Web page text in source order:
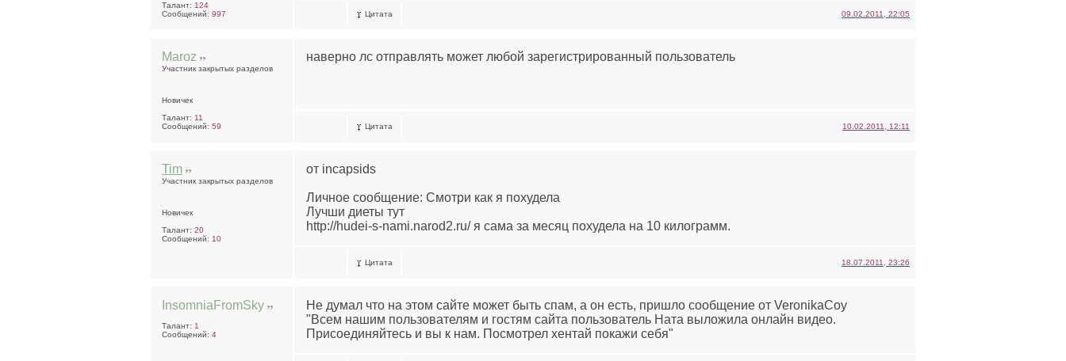
Талант: 124
Сообщений: 997 Цитата 09.02.2011, 22:05
Maroz
Участник закрытых разделов
Новичек
Талант: 11
Сообщений: 59
наверно лс отправлять может любой зарегистрированный пользователь
Цитата 10.02.2011, 12:11
Tim
Участник закрытых разделов
Новичек
Талант: 20
Сообщений: 10
от incapsids
Личное сообщение: Смотри как я похудела
Лучши диеты тут
http://hudei-s-nami.narod2.ru/ я сама за месяц похудела на 10 килограмм.
Цитата 18.07.2011, 23:26
InsomniaFromSky
Талант: 1
Сообщений: 4
Не думал что на этом сайте может быть спам, а он есть, пришло сообщение от VeronikaCoy
"Всем нашим пользователям и гостям сайта пользователь Ната выложила онлайн видео.
Присоединяйтесь и вы к нам. Посмотрел хентай покажи себя"